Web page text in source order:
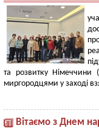
та розвитку Німеччини
миргородцями у заході
Вітаємо з Днем